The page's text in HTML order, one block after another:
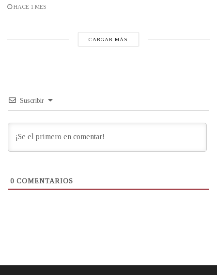
HACE 1 MES
CARGAR MÁS
Suscribir
0 COMENTARIOS